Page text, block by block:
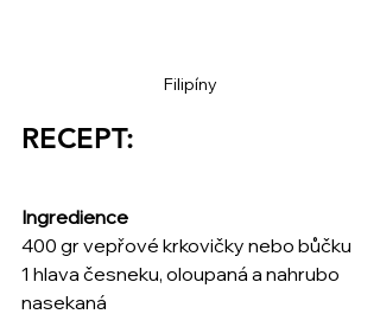
Filipíny
RECEPT:
Ingredience
400 gr vepřové krkovičky nebo bůčku
1 hlava česneku, oloupaná a nahrubo
nasekaná